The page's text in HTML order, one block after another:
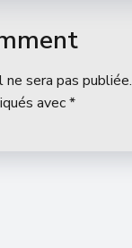
sera pas publiée.
avec*